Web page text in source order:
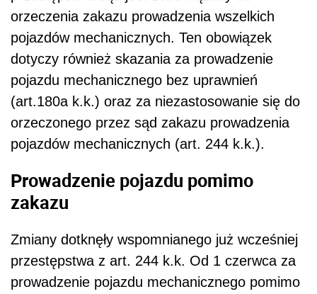
orzeczenia zakazu prowadzenia wszelkich
pojazdów mechanicznych. Ten obowiązek
dotyczy również skazania za prowadzenie
pojazdu mechanicznego bez uprawnień
(art.180a k.k.) oraz za niezastosowanie się do
orzeczonego przez sąd zakazu prowadzenia
pojazdów mechanicznych (art. 244 k.k.).
Prowadzenie pojazdu pomimo
zakazu
Zmiany dotknęły wspomnianego już wcześniej
przestępstwa z art. 244 k.k. Od 1 czerwca za
prowadzenie pojazdu mechanicznego pomimo